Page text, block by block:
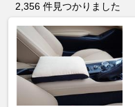
2,356 件見つかりました